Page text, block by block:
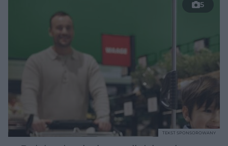
5
TEKST SPONSOROWANY